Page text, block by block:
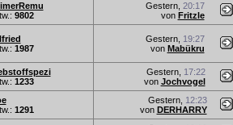
9802
Gestern, 20:17
von Fritzle
1987
Gestern, 19:27
von Mabükru
1233
Gestern, 17:22
von Jochvogel
1291
Gestern, 12:23
von DERHARRY